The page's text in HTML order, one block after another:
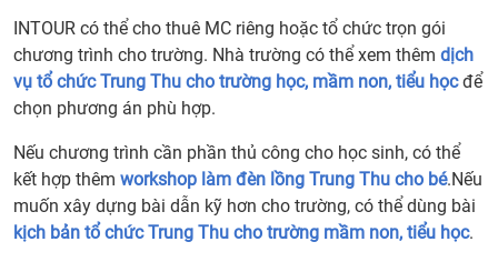
INTOUR có thể cho thuê MC riêng hoặc tổ chức trọn gói
chương trình cho trường. Nhà trường có thể xem thêm dịch
vụ tổ chức Trung Thu cho trường học, mầm non, tiểu họcđể
chọn phương án phù hợp.
Nếu chương trình cần phần thủ công cho học sinh, có thể
kết hợp thêm workshop làm đèn lồng Trung Thu cho bé.Nếu
muốn xây dựng bài dẫn kỹ hơn cho trường, có thể dùng bài
kịch bản tổ chức Trung Thu cho trường mầm non, tiểu học.